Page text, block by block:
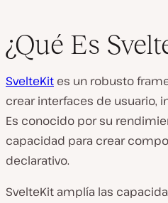
¿Qué Es
SvelteKit es un robusto
crear interfaces de usuario,
Es conocido por su
capacidad para crear
declarativo.
SvelteKit amplía las